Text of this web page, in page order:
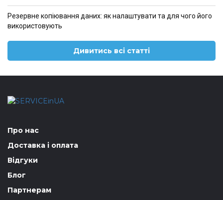
Резервне копіювання даних: як налаштувати та для чого його
використовують
Дивитись всі статті
Про нас
Доставка і оплата
Відгуки
Блог
Партнерам